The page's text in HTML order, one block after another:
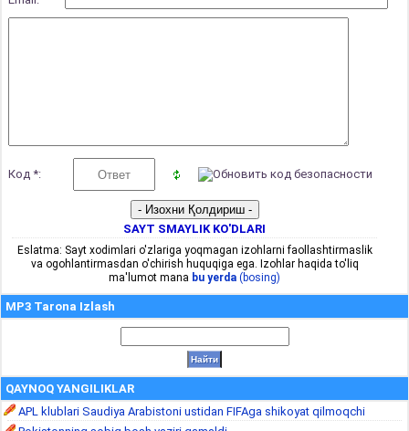
Код *:
SAYT SMAYLIK KO'DLARI
Eslatma: Sayt xodimlari o'zlariga yoqmagan izohlarni faollashtirmaslik
va ogohlantirmasdan o'chirish huquqiga ega. Izohlar haqida to'liq
ma'lumot mana bu yerda (bosing)
MP3 Tarona Izlash
QAYNOQ YANGILIKLAR
APL klublari Saudiya Arabistoni ustidan FIFAga shikoyat qilmoqchi